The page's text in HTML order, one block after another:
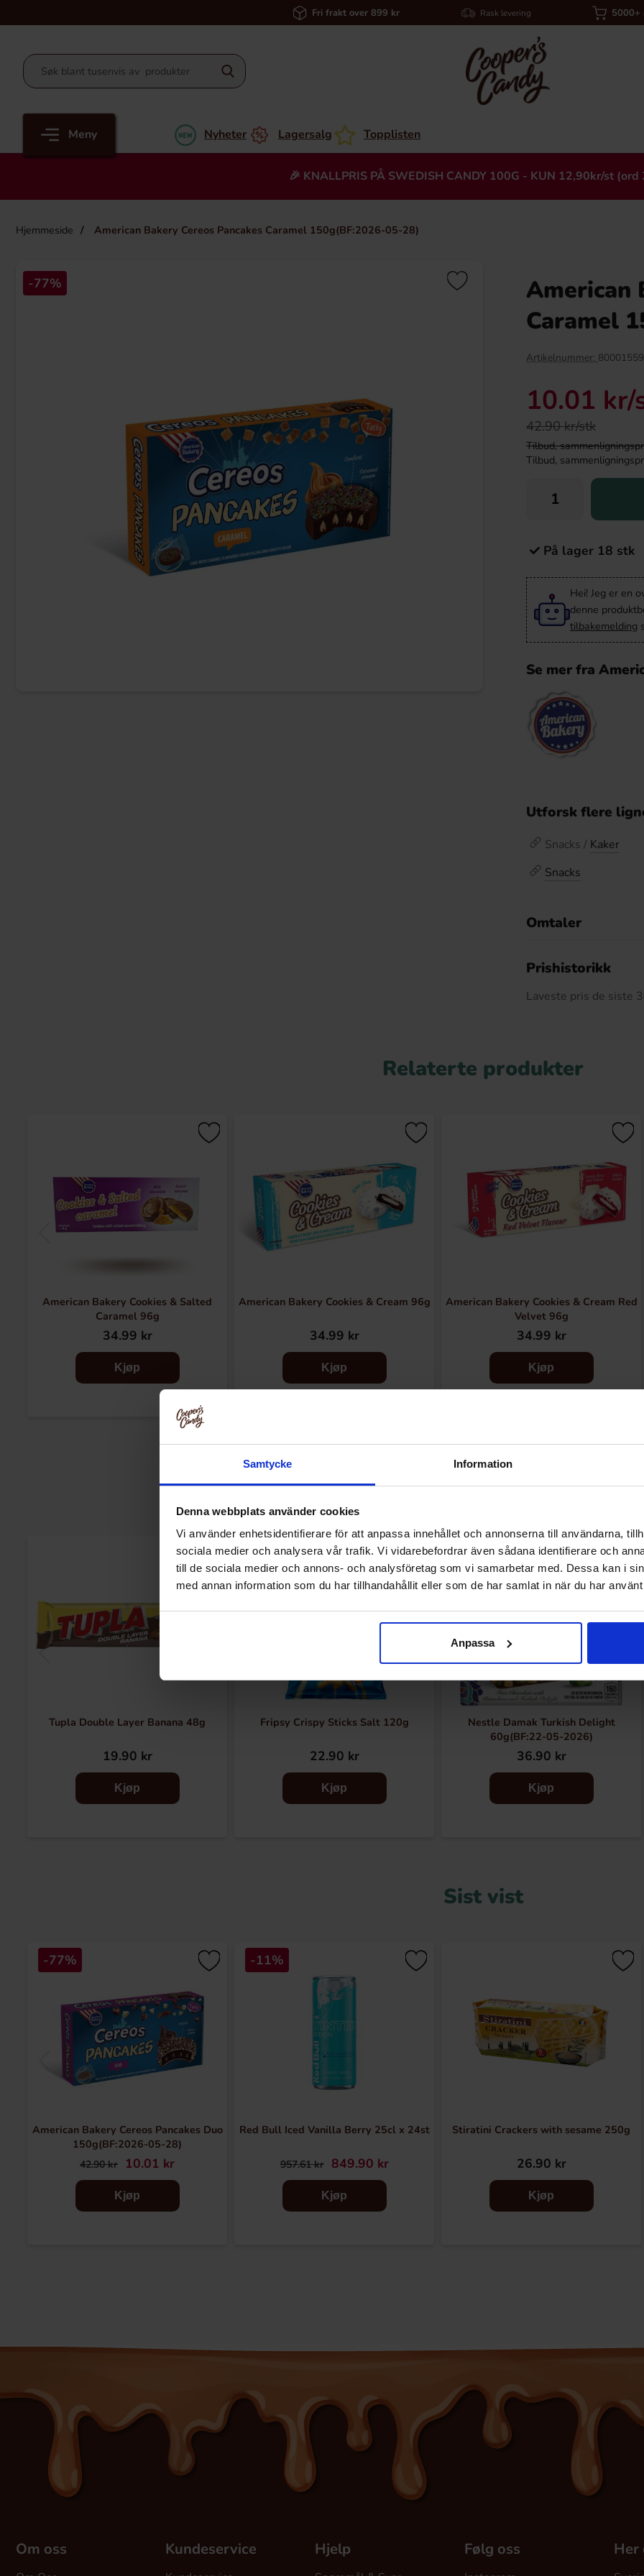
Samtycke Information
Denna webbplats använder cookies
Vi använder enhetsidentifierare för att anpassa innehållet och annonserna till användarna,
sociala medier och analysera vår trafik. Vi vidarebefordrar även sådana identifierare och
till de sociala medier och annons- och analysföretag som vi samarbetar med. Dessa kan i
med annan information som du har tillhandahållit eller som de har samlat in när du har
Anpassa
Fri frakt over 899 kr Rask levering 5000+
Meny Nyheter Lagersalg Topplisten
🎉 KNALLPRIS PÅ SWEDISH CANDY 100G - KUN 12,90kr/st (ord
Hjemmeside American Bakery Cereos Pancakes Caramel 150g(BF:2026-05-28)
Heading
Penn State Original Sea Salted Pretzels
175g
42.90 kr
Squashies Tropical 100g
38.90 kr
-77%
American
Caramel
Artikelnummer:
10.01 kr/
42.90 kr/stk
Tilbud,
Tilbud,
På lager 18 stk
Hei! Jeg er en
denne
tilbakemelding
Se mer fra
Utforsk flere
Snacks / Kaker
Snacks
Omtaler
Prishistorikk
Laveste pris de siste
Relaterte produkter
American Bakery Cookies & Salted
Caramel 96g
34.99 kr
Kjøp
American Bakery Cookies & Cream 96g
34.99 kr
Kjøp
American Bakery Cookies & Cream Red
Velvet 96g
34.99 kr
Kjøp
Andre kjøpte også
Tupla Double Layer Banana 48g
19.90 kr
Kjøp
Fripsy Crispy Sticks Salt 120g
22.90 kr
Kjøp
Nestle Damak Turkish Delight
60g(BF:22-05-2026)
36.90 kr
Kjøp
Sist vist
-77%
American Bakery Cereos Pancakes Duo
150g(BF:2026-05-28)
42.90 kr 10.01 kr
Kjøp
-11%
Red Bull Iced Vanilla Berry 25cl x 24st
957.61 kr 849.90 kr
Kjøp
Stiratini Crackers with sesame 250g
26.90 kr
Kjøp
Om oss Kundeservice Hjelp Følg oss Her